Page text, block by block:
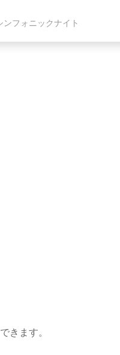
ンフォニックナイト
きます。